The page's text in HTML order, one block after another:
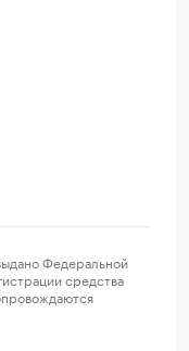
Федеральной
средства